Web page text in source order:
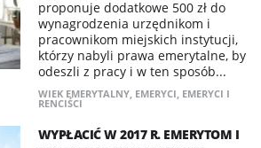
proponuje dodatkowe 500 zł do
wynagrodzenia urzędnikom i
pracownikom miejskich instytucji,
którzy nabyli prawa emerytalne, by
odeszli z pracy i w ten sposób...
WIEK EMERYTALNY, EMERYCI, EMERYCI I
RENCIŚCI
WYPŁACIĆ W 2017 R. EMERYTOM I